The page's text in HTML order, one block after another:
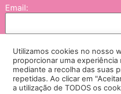
Email:
Enviar
Concordo que os meus dados sejam
Utilizamos cookies no nosso
proporcionar uma experiência
mediante a recolha das suas
repetidas. Ao clicar em
a utilização de TODOS os